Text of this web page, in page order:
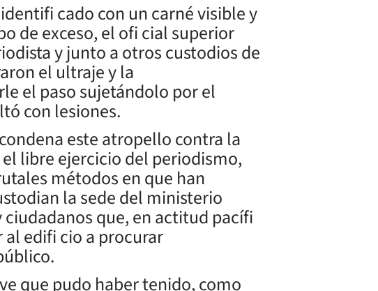
cado con un carné visible y
de exceso, el ofi cial superior
y junto a otros custodios de
el ultraje y la
el paso sujetándolo por el
con lesiones.
este atropello contra la
libre ejercicio del periodismo,
métodos en que han
la sede del ministerio
que, en actitud pacífi
edifi cio a procurar
que pudo haber tenido, como